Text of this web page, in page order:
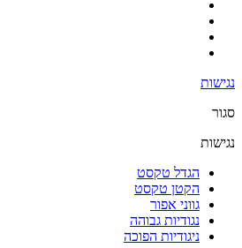
נגישות
סגור
נגישות
הגדל טקסט
הקטן טקסט
גווני אפור
נגודיות גבוהה
ניגודיות הפוכה